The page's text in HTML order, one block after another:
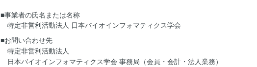
■事業者の氏名または名称
特定非営利活動法人 日本バイオインフォマティクス学会
■お問い合わせ先
特定非営利活動法人
日本バイオインフォマティクス学会 事務局（会員・会計・法人業務）